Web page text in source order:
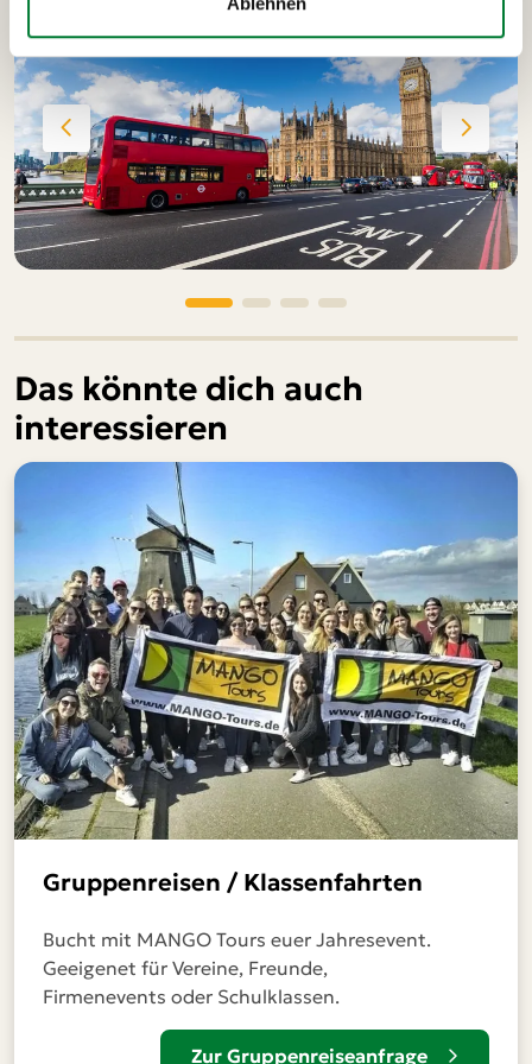
Das könnte dich auch
interessieren
Gruppenreisen / Klassenfahrten
Bucht mit MANGO Tours euer Jahresevent.
Geeigenet für Vereine, Freunde,
Firmenevents oder Schulklassen.
Zur Gruppenreiseanfrage